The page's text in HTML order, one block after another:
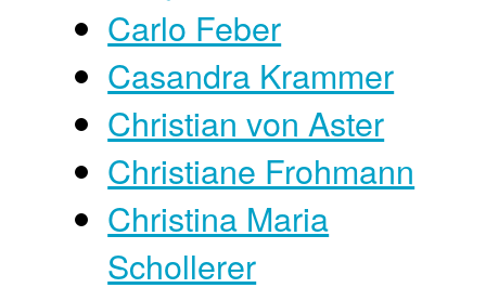
Carlo Feber
Casandra Krammer
Christian von Aster
Christiane Frohmann
Christina Maria
Schollerer